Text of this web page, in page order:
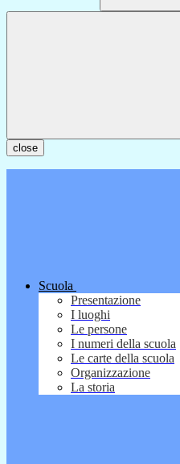
close
Scuola
Presentazione
I luoghi
Le persone
I numeri della scuola
Le carte della scuola
Organizzazione
La storia